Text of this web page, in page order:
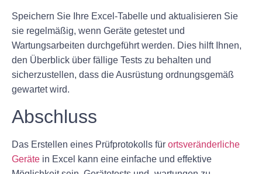
Speichern Sie Ihre Excel-Tabelle und aktualisieren Sie
sie regelmäßig, wenn Geräte getestet und
Wartungsarbeiten durchgeführt werden. Dies hilft Ihnen,
den Überblick über fällige Tests zu behalten und
sicherzustellen, dass die Ausrüstung ordnungsgemäß
gewartet wird.
Abschluss
Das Erstellen eines Prüfprotokolls für ortsveränderliche
Geräte in Excel kann eine einfache und effektive